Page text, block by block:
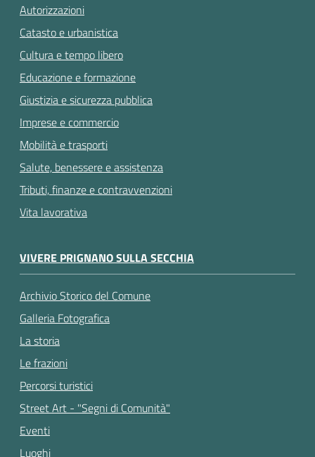
Autorizzazioni
Catasto e urbanistica
Cultura e tempo libero
Educazione e formazione
Giustizia e sicurezza pubblica
Imprese e commercio
Mobilità e trasporti
Salute, benessere e assistenza
Tributi, finanze e contravvenzioni
Vita lavorativa
VIVERE PRIGNANO SULLA SECCHIA
Archivio Storico del Comune
Galleria Fotografica
La storia
Le frazioni
Percorsi turistici
Street Art - "Segni di Comunità"
Eventi
Luoghi